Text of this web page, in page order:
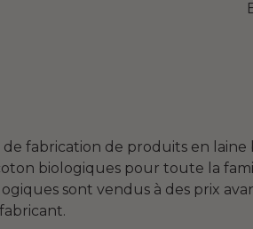
fabrication de produits en
biologiques pour toute la
sont vendus à des prix